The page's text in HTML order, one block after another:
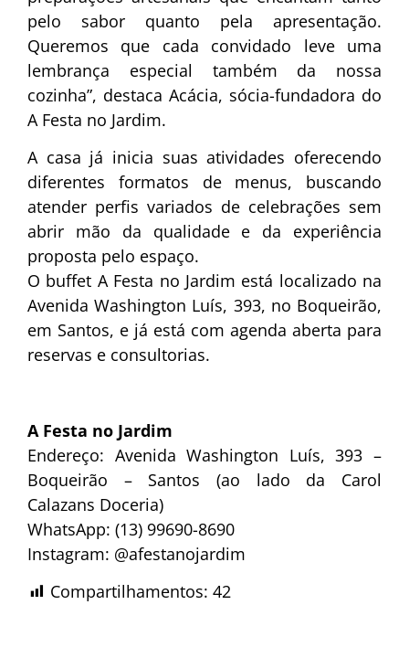
pelo sabor quanto pela apresentação.
Queremos que cada convidado leve uma
lembrança especial também da nossa
cozinha”, destaca Acácia, sócia-fundadora do
A Festa no Jardim.
A casa já inicia suas atividades oferecendo
diferentes formatos de menus, buscando
atender perfis variados de celebrações sem
abrir mão da qualidade e da experiência
proposta pelo espaço.
O buffet A Festa no Jardim está localizado na
Avenida Washington Luís, 393, no Boqueirão,
em Santos, e já está com agenda aberta para
reservas e consultorias.
A Festa no Jardim
Endereço: Avenida Washington Luís, 393 –
Boqueirão – Santos (ao lado da Carol
Calazans Doceria)
WhatsApp: (13) 99690-8690
Instagram: @afestanojardim
Compartilhamentos: 42